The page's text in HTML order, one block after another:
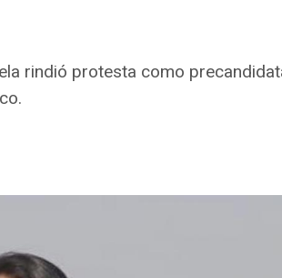
rindió protesta como